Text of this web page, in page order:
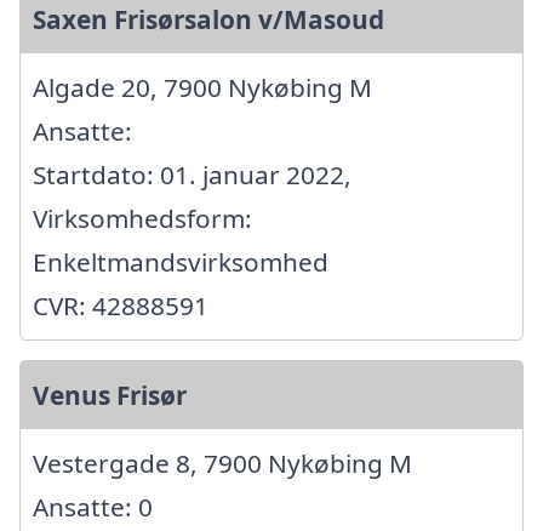
Saxen Frisørsalon v/Masoud
Algade 20, 7900 Nykøbing M
Ansatte:
Startdato: 01. januar 2022,
Virksomhedsform:
Enkeltmandsvirksomhed
CVR: 42888591
Venus Frisør
Vestergade 8, 7900 Nykøbing M
Ansatte: 0